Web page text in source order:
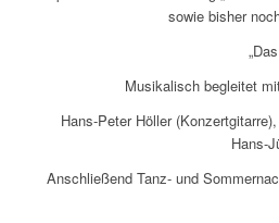
sowie bisher
Musikalisch begleitet
Hans-Peter Höller
Hans-
Anschließend Tanz- und